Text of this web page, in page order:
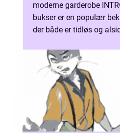
moderne garderobe
bukser er en populær
der både er tidløs og